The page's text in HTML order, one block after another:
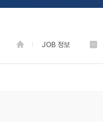
JOB 정보